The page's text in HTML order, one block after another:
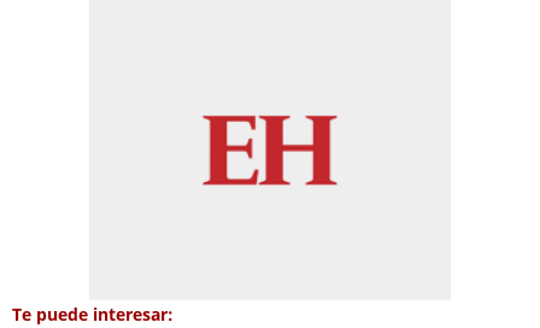
Te puede interesar: